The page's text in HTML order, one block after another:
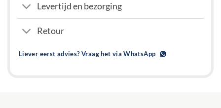
Levertijd en bezorging
Retour
Liever eerst advies? Vraag het via WhatsApp